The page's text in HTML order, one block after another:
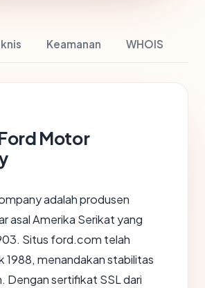
Keamanan WHOIS
Motor
adalah produsen
asal Amerika Serikat yang
Situs ford.com telah
1988, menandakan stabilitas
Dengan sertifikat SSL dari